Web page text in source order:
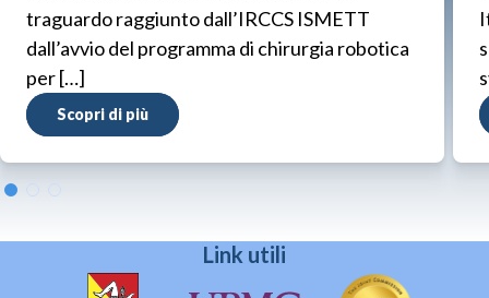
traguardo raggiunto dall’IRCCS ISMETT
dall’avvio del programma di chirurgia robotica
per […]
Scopri di più
Link utili